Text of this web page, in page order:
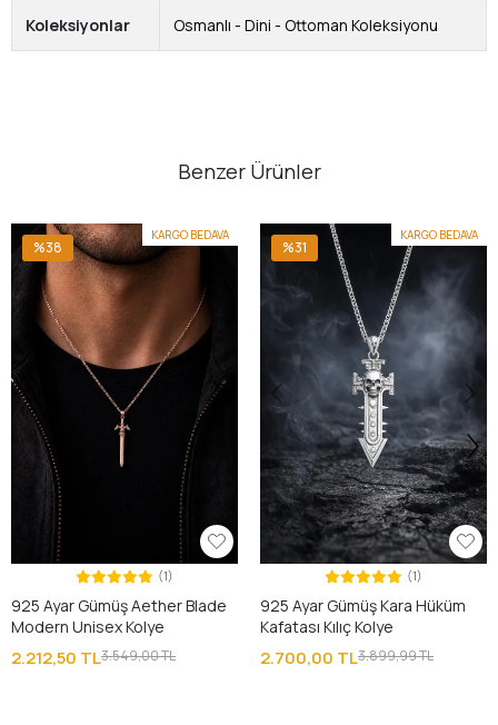
Koleksiyonlar Osmanlı - Dini - Ottoman Koleksiyonu
Benzer Ürünler
KARGO BEDAVA
%38
(1)
925 Ayar Gümüş Aether Blade
Modern Unisex Kolye
2.212,50 TL3.549,00 TL
KARGO BEDAVA
%31
(1)
925 Ayar Gümüş Kara Hüküm
Kafatası Kılıç Kolye
2.700,00 TL3.899,99 TL